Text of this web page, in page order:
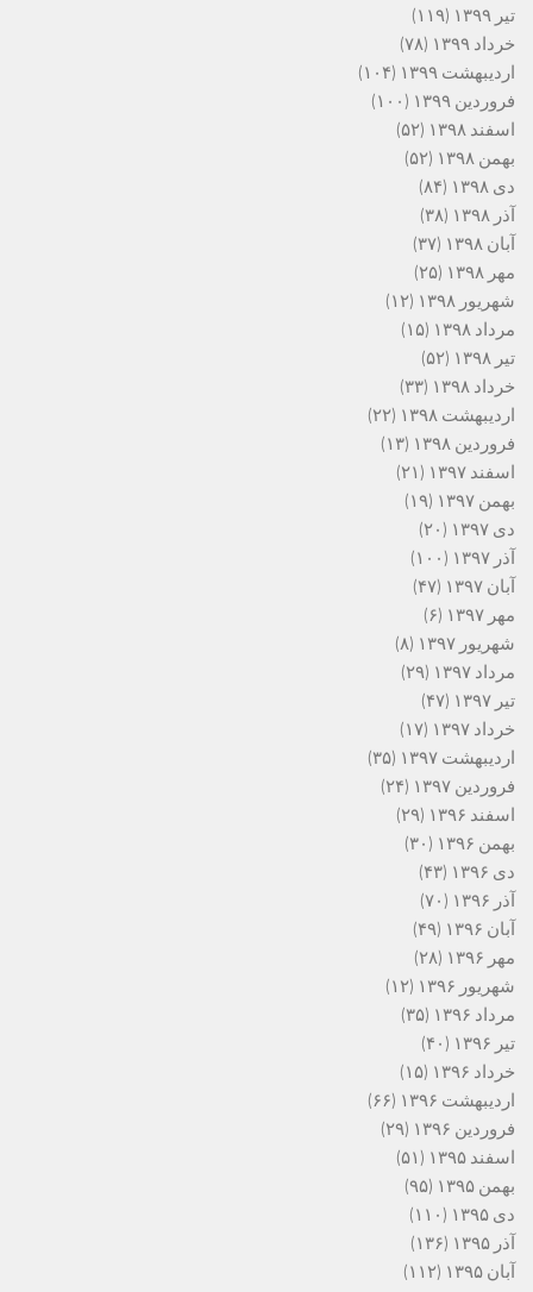
تیر ۱۳۹۹
(۱۱۹)
خرداد ۱۳۹۹
(۷۸)
اردیبهشت ۱۳۹۹
(۱۰۴)
فروردین ۱۳۹۹
(۱۰۰)
اسفند ۱۳۹۸
(۵۲)
بهمن ۱۳۹۸
(۵۲)
دی ۱۳۹۸
(۸۴)
آذر ۱۳۹۸
(۳۸)
آبان ۱۳۹۸
(۳۷)
مهر ۱۳۹۸
(۲۵)
شهریور ۱۳۹۸
(۱۲)
مرداد ۱۳۹۸
(۱۵)
تیر ۱۳۹۸
(۵۲)
خرداد ۱۳۹۸
(۳۳)
اردیبهشت ۱۳۹۸
(۲۲)
فروردین ۱۳۹۸
(۱۳)
اسفند ۱۳۹۷
(۲۱)
بهمن ۱۳۹۷
(۱۹)
دی ۱۳۹۷
(۲۰)
آذر ۱۳۹۷
(۱۰۰)
آبان ۱۳۹۷
(۴۷)
مهر ۱۳۹۷
(۶)
شهریور ۱۳۹۷
(۸)
مرداد ۱۳۹۷
(۲۹)
تیر ۱۳۹۷
(۴۷)
خرداد ۱۳۹۷
(۱۷)
اردیبهشت ۱۳۹۷
(۳۵)
فروردین ۱۳۹۷
(۲۴)
اسفند ۱۳۹۶
(۲۹)
بهمن ۱۳۹۶
(۳۰)
دی ۱۳۹۶
(۴۳)
آذر ۱۳۹۶
(۷۰)
آبان ۱۳۹۶
(۴۹)
مهر ۱۳۹۶
(۲۸)
شهریور ۱۳۹۶
(۱۲)
مرداد ۱۳۹۶
(۳۵)
تیر ۱۳۹۶
(۴۰)
خرداد ۱۳۹۶
(۱۵)
اردیبهشت ۱۳۹۶
(۶۶)
فروردین ۱۳۹۶
(۲۹)
اسفند ۱۳۹۵
(۵۱)
بهمن ۱۳۹۵
(۹۵)
دی ۱۳۹۵
(۱۱۰)
آذر ۱۳۹۵
(۱۳۶)
آبان ۱۳۹۵
(۱۱۲)